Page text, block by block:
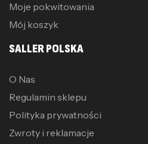
Moje pokwitowania
Mój koszyk
SALLER POLSKA
O Nas
Regulamin sklepu
Polityka prywatności
Zwroty i reklamacje